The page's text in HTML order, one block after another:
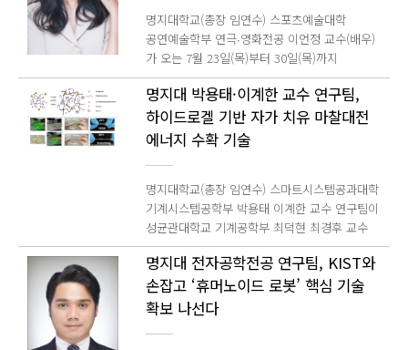
참여할 예정이다. 교육정책, 종교계 사립학교,
기독교학교 및 대안교육 분야 전문가인 함
교수는 현재 명지대 교육대학원 교수 및
교육미션센터장을 맡고 있다. 아울러 전국
500여 개 기독사학이 참여하는
사학법인미션네트워크 사무총장으로서 종교계
사립학교의 자율성 신장과 교육 다양성 확대,
제도 개선을 위한 정책 연구를 지속해 왔다.
최근에는 국가교육위원회, 교육부, 국회 등을
대상으로 정책 자문을 수행하는 한편
고교학점제, 기독교학교 교육과정, 대안학교 및
대안교육기관 제도 개선, 교육 다양성과 자율성
보장 등 다양한 영역에서 연구 성과를 축적해
왔다. 함승수 교수는 학령인구 감소와 교육격차,
미래인재 양성, 대학입시 개편, 사립학교와
대안교육 발전 등 우리 사회가 직면한 교육
현안을 균형 있게 논의하겠다 며 교육의 다양성,
자율성, 공공성이 조화를 이루는 지속가능한
세계 최대 규모의 위성 전시회 및 컨퍼런스인
SATELLITE 를 개최하는 등 글로벌 우주 위성
산업 분야에서 높은 공신력을 인정받는 매체다.
지난 2024년부터 전 세계 만 35세 이하의 신진
전문가 중 기술 혁신과 학술적 성과로 산업
발전에 기여한 25인을 'Rising Stars'로 매년
선정해 발표하고 있다. Rising Stars 는 전
지난해까지 한국인 연구자나 전문가가 선정된
사례는 없었으며, 김태연 교수가 이번에 국내
최초로 이름을 올리게 됐다. 이로써 김 교수는
SpaceX, Amazon, NASA 등 글로벌 우주
산업을 선도하는 기관 기업의 젊은 리더들과
어깨를 나란히 하며 한국 위성통신 연구의
위상을 높였다. 김 교수는 대기업 재직 당시
명지대학교(총장 임연수) 스포츠예술대학
공연예술학부 연극∙영화전공 이언정 교수(배우)
가 오는 7월 23일(목)부터 30일(목)까지
개최되는 제23회 서울국제실험영화페스티벌
(EXiS) 의 공식 개 폐막식 사회자로 나선다.
서울국제실험영화페스티벌은 2004년 시작된
국내 유일의 실험영화 국제영화제로,
실험영화와 뉴미디어, 동시대 영상 예술을
소개해 왔다. 올해 제23회 영화제에서는 국내외
다양한 작품과 영화인이 참여해 실험영화와
영상 예술의 현재와 미래를 조망할 예정이다.
이언정 교수는 KBS 공채 연기자 출신 배우로,
꾸준한 작품 활동과 연구를 병행하며 영상학
박사학위를 취득했다. 현재는 명지대학교
공연예술학부 연극∙영화전공 교수로 재직하며
명지대 박용태·이계한 교수 연구팀,
하이드로겔 기반 자가 치유 마찰대전
에너지 수확 기술
명지대학교(총장 임연수) 스마트시스템공과대학
기계시스템공학부 박용태 이계한 교수 연구팀이
성균관대학교 기계공학부 최덕현 최경후 교수
연구팀과 공동으로 마찰대전 나노발전기 기술을
활용한 자가 치유형 하이드로겔 기반 형상
적응형 에너지 수확 및 촉각 감지 센서 기술을
개발했다. 이번 연구는 글리세롤-물 이원
명지대 전자공학전공 연구팀, KIST와
손잡고 ‘휴머노이드 로봇’ 핵심 기술
확보 나선다